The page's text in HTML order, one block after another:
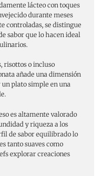
lácteo con toques
durante meses
controladas, se distingue
sabor que lo hacen ideal
risottos o incluso
añade una dimensión
plato simple en una
es altamente valorado
y riqueza a los
de sabor equilibrado lo
tanto suaves como
explorar creaciones